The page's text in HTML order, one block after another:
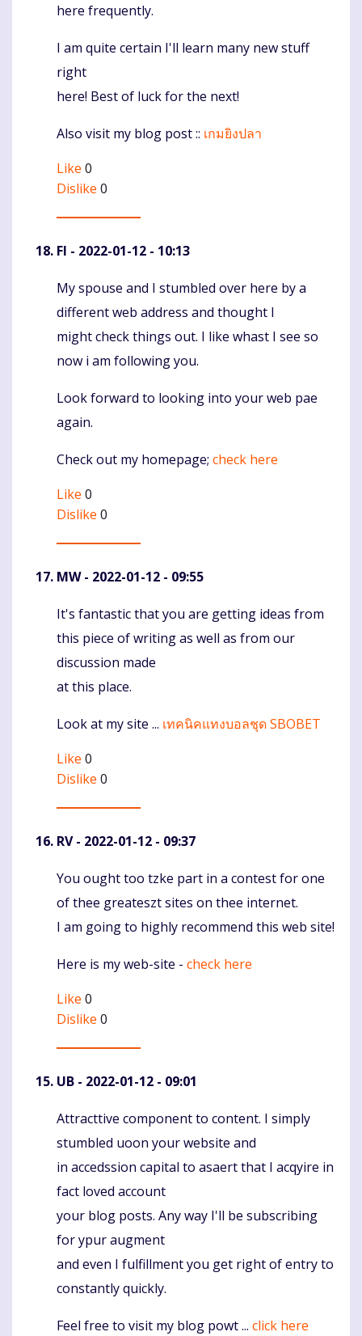
here frequently.
I am quite certain I'll learn many new stuff
right
here! Best of luck for the next!
Also visit my blog post :: เกมยิงปลา
Like 0
Dislike 0
FI - 2022-01-12 - 10:13
Komentaras
My spouse and I stumbled over here by a
different web address and thought I
might check things out. I like whast I see so
now i am following you.
Look forward to looking into your web pae
again.
Check out my homepage; check here
Like 0
Dislike 0
MW- 2022-01-12 - 09:55
Komentaras
It's fantastic that you are getting ideas from
this piece of writing as well as from our
discussion made
at this place.
Look at my site ... เทคนิคแทงบอลชุด SBOBET
Like 0
Dislike 0
RV- 2022-01-12 - 09:37
Komentaras
You ought too tzke part in a contest for one
of thee greateszt sites on thee internet.
I am going to highly recommend this web site!
Here is my web-site - check here
Like 0
Dislike 0
UB - 2022-01-12 - 09:01
Komentaras
Attracttive component to content. I simply
stumbled uoon your website and
in accedssion capital to asaert that I acqyire in
fact loved account
your blog posts. Any way I'll be subscribing
for ypur augment
and even I fulfillment you get right of entry to
constantly quickly.
Feel free to visit my blog powt ... click here